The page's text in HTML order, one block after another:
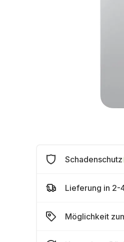
Schadenschutz
Lieferung in 2-
Möglichkeit